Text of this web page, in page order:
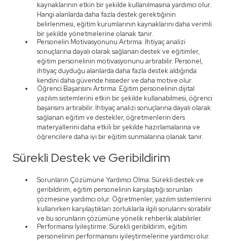
kaynaklarının etkin bir şekilde kullanılmasına yardımcı olur.
Hangi alanlarda daha fazla destek gerektiğinin
belirlenmesi, eğitim kurumlarının kaynaklarını daha verimli
bir şekilde yönetmelerine olanak tanır.
Personelin Motivasyonunu Artırma: İhtiyaç analizi
sonuçlarına dayalı olarak sağlanan destek ve eğitimler,
eğitim personelinin motivasyonunu artırabilir. Personel,
ihtiyaç duyduğu alanlarda daha fazla destek aldığında
kendini daha güvende hisseder ve daha motive olur.
Öğrenci Başarısını Artırma: Eğitim personelinin dijital
yazılım sistemlerini etkin bir şekilde kullanabilmesi, öğrenci
başarısını artırabilir. İhtiyaç analizi sonuçlarına dayalı olarak
sağlanan eğitim ve destekler, öğretmenlerin ders
materyallerini daha etkili bir şekilde hazırlamalarına ve
öğrencilere daha iyi bir eğitim sunmalarına olanak tanır.
Sürekli Destek ve Geribildirim
Sorunların Çözümüne Yardımcı Olma: Sürekli destek ve
geribildirim, eğitim personelinin karşılaştığı sorunları
çözmesine yardımcı olur. Öğretmenler, yazılım sistemlerini
kullanırken karşılaştıkları zorluklarla ilgili sorularını sorabilir
ve bu sorunların çözümüne yönelik rehberlik alabilirler.
Performansı İyileştirme: Sürekli geribildirim, eğitim
personelinin performansını iyileştirmelerine yardımcı olur.